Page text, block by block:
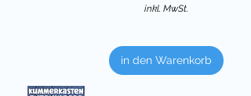
inkl. MwSt.
in den Warenkorb